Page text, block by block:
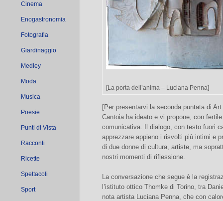
Cinema
Enogastronomia
Fotografia
Giardinaggio
Medley
Moda
Musica
Poesie
Punti di Vista
Racconti
Ricette
Spettacoli
Sport
[La porta dell’anima – Luciana Penna]
[Per presentarvi la seconda puntata di
Cantoia ha ideato e vi propone, con
comunicativa. Il dialogo, con testo fuori
apprezzare appieno i risvolti più intimi e
di due donne di cultura, artiste, ma
nostri momenti di riflessione.
La conversazione che segue è la
l’istituto ottico Thomke di Torino, tra
nota artista Luciana Penna, che con